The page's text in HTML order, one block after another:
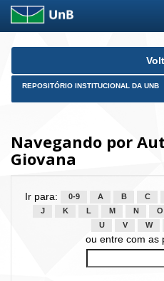
Skip
REPOSITÓRIO INSTITUCIONAL DA UNB
Navegando por
Giovana
Ir para: 0-9 A B C
J
K L M N O
U
V W
ou entre com as